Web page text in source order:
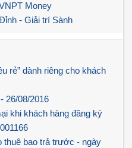
Money
- Giải trí Sành
rẻ” dành riêng cho khách
26/08/2016
khi khách hàng đăng ký
thuê bao trả trước - ngày